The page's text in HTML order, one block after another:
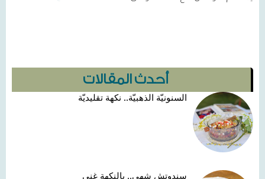
أحدث المقالات
السنونيّة الذهبيّة.. نكهة تقليديّة
سندوتش شهي.. بالنكهة غني